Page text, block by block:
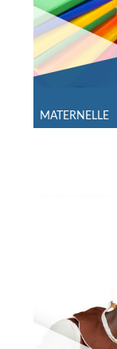
MATERNELLE